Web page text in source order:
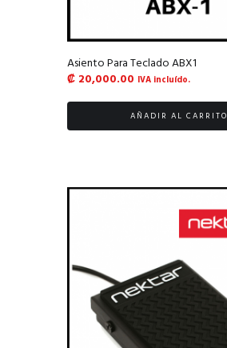
Asiento Para Teclado ABX1
₡ 20,000.00 IVA incluído.
AÑADIR AL CARRITO